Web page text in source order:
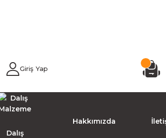
Giriş Yap
Dalış
Hakkımızda